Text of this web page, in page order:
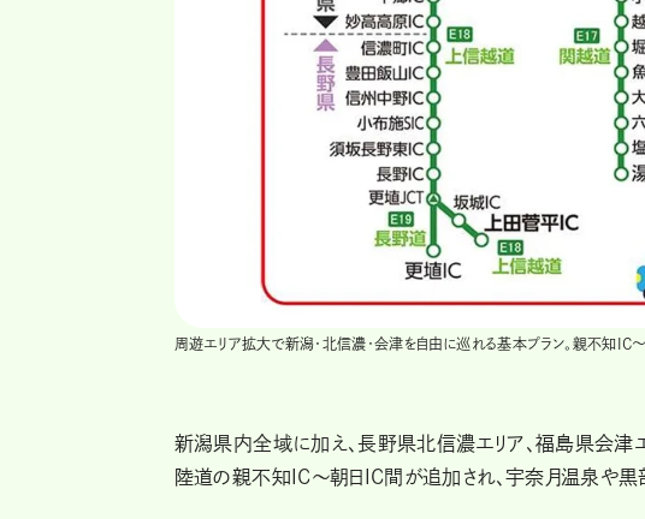
周遊エリア拡大で新潟・北信濃・会津を自由に巡れる基本プラン。親不知IC
新潟県内全域に加え、長野県北信濃エリア、福島県会津
陸道の親不知IC～朝日IC間が追加され、宇奈月温泉や黒